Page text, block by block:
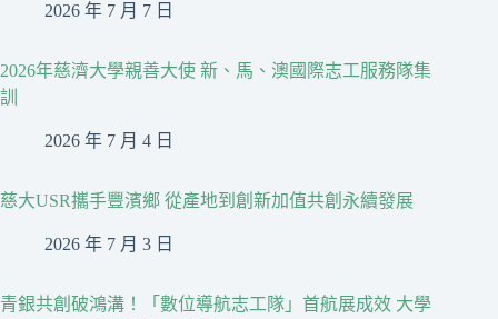
2026 年 7 月 7 日
2026年慈濟大學親善大使 新、馬、澳國際志工服務隊集
訓
2026 年 7 月 4 日
慈大USR攜手豐濱鄉 從產地到創新加值共創永續發展
2026 年 7 月 3 日
青銀共創破鴻溝！「數位導航志工隊」首航展成效 大學